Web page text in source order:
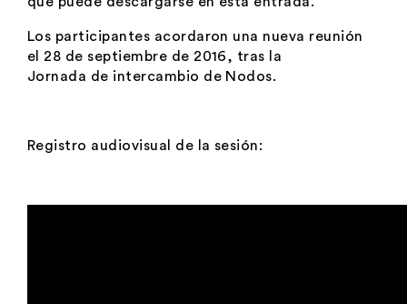
Los participantes acordaron una nueva reunión
el 28 de septiembre de 2016, tras la
Jornada de intercambio de Nodos.
Registro audiovisual de la sesión: